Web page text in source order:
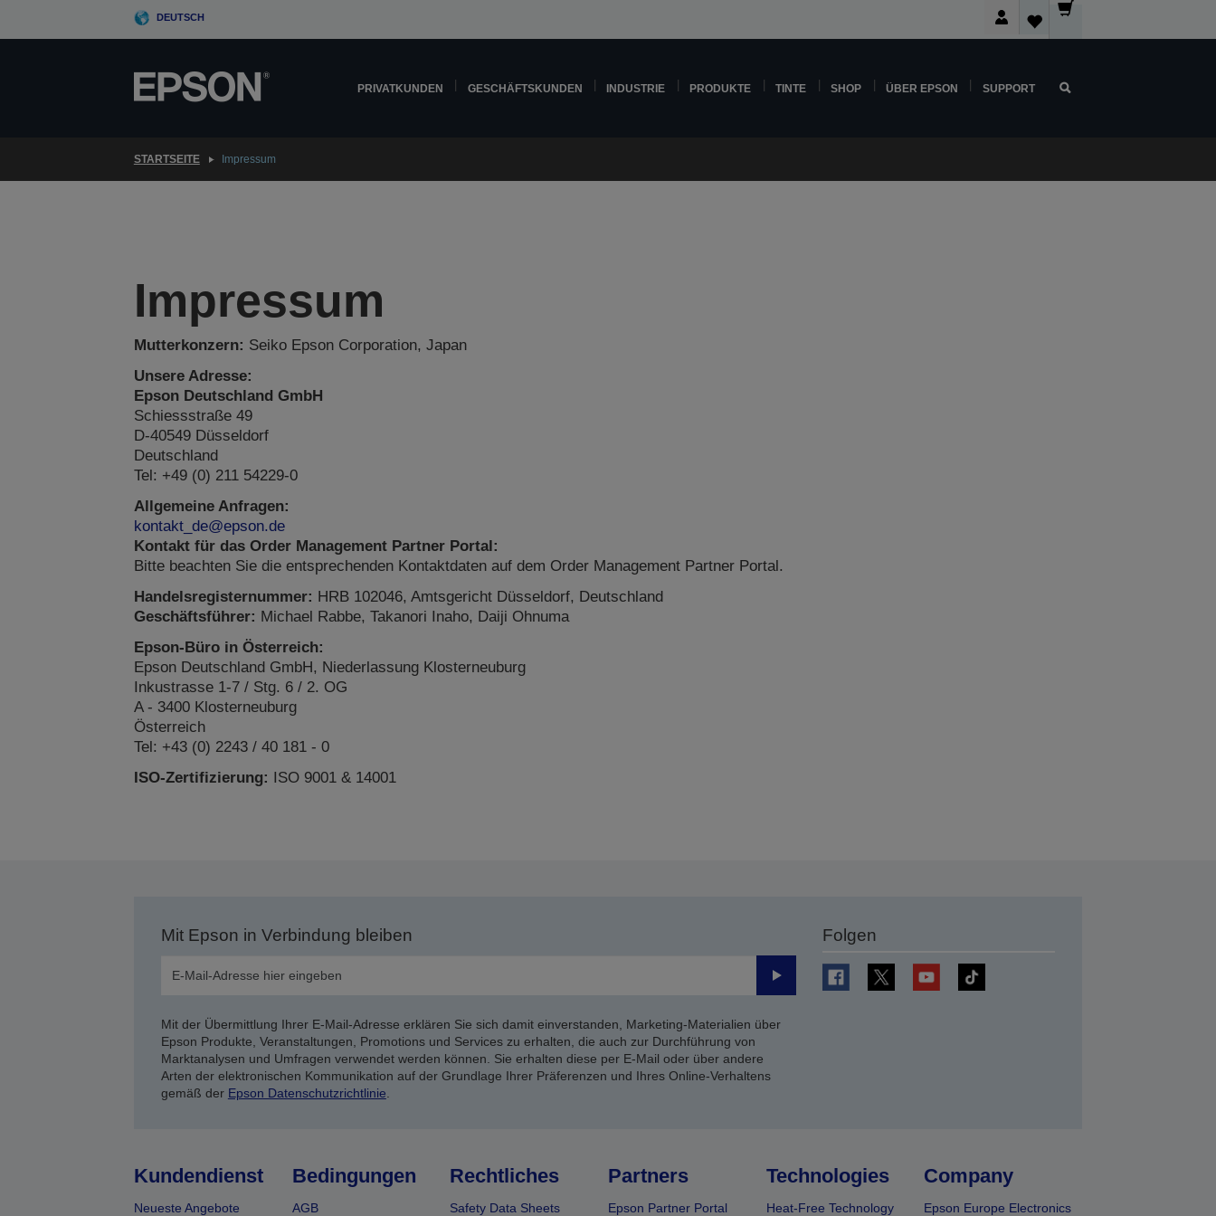
DEUTSCH
PRIVATKUNDEN GESCHÄFTSKUNDEN INDUSTRIE PRODUKTE TINTE SHOP ÜBER EPSON SUPPORT
STARTSEITE Impressum
Impressum
Mutterkonzern: Seiko Epson Corporation, Japan
Unsere Adresse:
Epson Deutschland GmbH
Schiessstraße 49
D-40549 Düsseldorf
Deutschland
Tel: +49 (0) 211 54229-0
Allgemeine Anfragen:
kontakt_de@epson.de
Kontakt für das Order Management Partner Portal:
Bitte beachten Sie die entsprechenden Kontaktdaten auf dem Order Management Partner Portal.
Handelsregisternummer: HRB 102046, Amtsgericht Düsseldorf, Deutschland
Geschäftsführer: Michael Rabbe, Takanori Inaho, Daiji Ohnuma
Epson-Büro in Österreich:
Epson Deutschland GmbH, Niederlassung Klosterneuburg
Inkustrasse 1-7 / Stg. 6 / 2. OG
A - 3400 Klosterneuburg
Österreich
Tel: +43 (0) 2243 / 40 181 - 0
ISO-Zertifizierung: ISO 9001 & 14001
Mit Epson in Verbindung bleiben
Senden
Mit der Übermittlung Ihrer E-Mail-Adresse erklären Sie sich damit einverstanden, Marketing-Materialien über
Epson Produkte, Veranstaltungen, Promotions und Services zu erhalten, die auch zur Durchführung von
Marktanalysen und Umfragen verwendet werden können. Sie erhalten diese per E-Mail oder über andere
Arten der elektronischen Kommunikation auf der Grundlage Ihrer Präferenzen und Ihres Online-Verhaltens
gemäß der Epson Datenschutzrichtlinie
Folgen
Kundendienst
Neueste Angebote
Bedingungen
AGB
Rechtliches
Safety Data Sheets
Partners
Epson Partner Portal
Technologies
Heat-Free Technology
Company
Epson Europe Electronics